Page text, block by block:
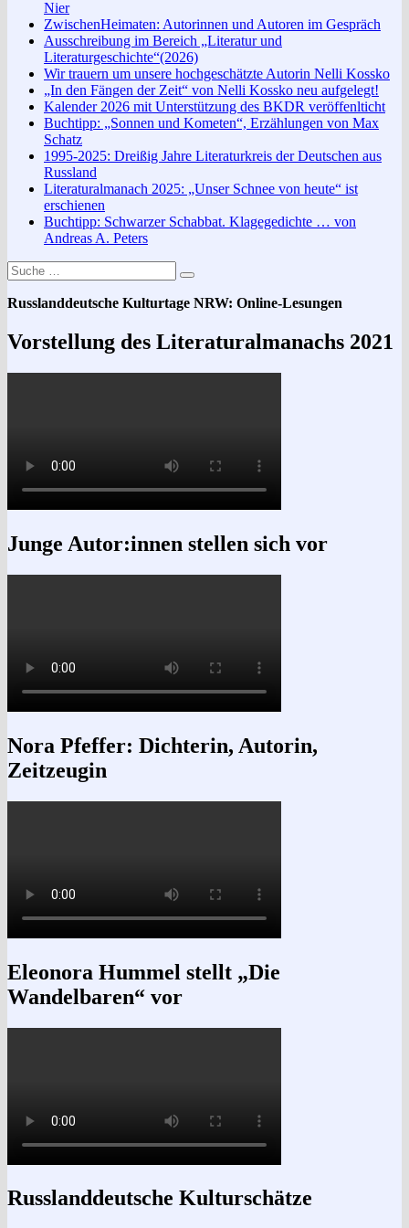
Nier
ZwischenHeimaten: Autorinnen und Autoren im Gespräch
Ausschreibung im Bereich „Literatur und
Literaturgeschichte“(2026)
Wir trauern um unsere hochgeschätzte Autorin Nelli Kossko
„In den Fängen der Zeit“ von Nelli Kossko neu aufgelegt!
Kalender 2026 mit Unterstützung des BKDR veröffenlticht
Buchtipp: „Sonnen und Kometen“, Erzählungen von Max
Schatz
1995-2025: Dreißig Jahre Literaturkreis der Deutschen aus
Russland
Literaturalmanach 2025: „Unser Schnee von heute“ ist
erschienen
Buchtipp: Schwarzer Schabbat. Klagegedichte … von
Andreas A. Peters
Suche
nach:
Suchen
Russlanddeutsche Kulturtage NRW: Online-Lesungen
Vorstellung des Literaturalmanachs 2021
Junge Autor:innen stellen sich vor
Nora Pfeffer: Dichterin, Autorin,
Zeitzeugin
Eleonora Hummel stellt „Die
Wandelbaren“ vor
Russlanddeutsche Kulturschätze